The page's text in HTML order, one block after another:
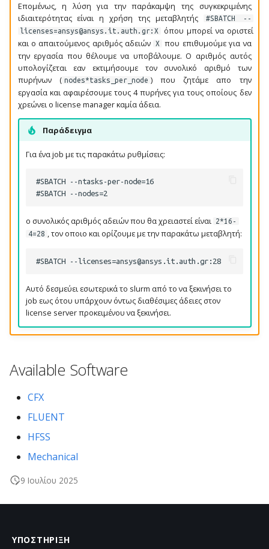
ReLERNN
Sambada
SPAdes
SplitsTree
STRUCTURE
VCFtools
VELVET
ximmer
Επομένως, η λύση για την παράκαμψη της συγκεκριμένης
ιδιαιτερότητας είναι η χρήση της μεταβλητής
#SBATCH --
licenses=ansys@ansys.it.auth.gr:X
όπου μπορεί να οριστεί
και ο απαιτούμενος αριθμός αδειών
X
που επιθυμούμε για να
την εργασία που θέλουμε να υποβάλουμε. Ο αριθμός αυτός
υπολογίζεται εαν εκτιμήσουμε τον συνολικό αριθμό των
πυρήνων ( nodes*tasks_per_node ) που ζητάμε απο την
εργασία και αφαιρέσουμε τους 4 πυρήνες για τους οποίους δεν
χρεώνει ο license manager καμία άδεια.
Παράδειγμα
Για ένα job με τις παρακάτω ρυθμίσεις:
#SBATCH --ntasks-per-node=16
ο συνολικός αριθμός αδειών που θα χρειαστεί είναι
2*16-
4=28 , τον οποιο και ορίζουμε με την παρακάτω μεταβλητή:
Αυτό δεσμεύει εσωτερικά το slurm από το να ξεκινήσει το
job εως ότου υπάρχουν όντως διαθέσιμες άδειες στον
license server προκειμένου να ξεκινήσει.
Available Software
CFX
FLUENT
HFSS
Mechanical
9 Ιουλίου 2025
ΥΠΟΣΤΉΡΙΞΗ